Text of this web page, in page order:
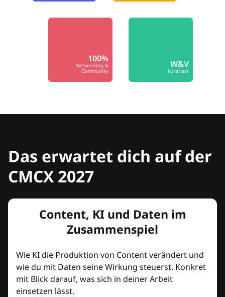
100%
Networking &
Community
W&V
kuratiert
Das erwartet dich auf der
CMCX 2027
Content, KI und Daten im
Zusammenspiel
Wie KI die Produktion von Content verändert und
wie du mit Daten seine Wirkung steuerst. Konkret
mit Blick darauf, was sich in deiner Arbeit
einsetzen lässt.